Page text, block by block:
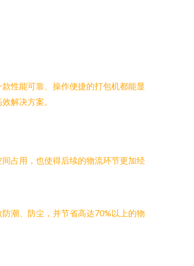
性能可靠、操作便捷的打包机都能显
解决方案。
占用，也使得后续的物流环节更加经
潮、防尘，并节省高达70%以上的物